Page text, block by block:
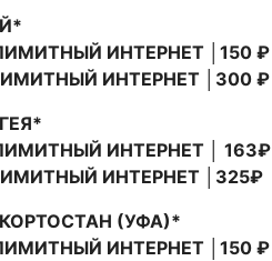
ИНТЕРНЕТ │150 ₽
ИНТЕРНЕТ │300 ₽
ИНТЕРНЕТ │ 163₽
ИНТЕРНЕТ │325₽
(УФА)*
ИНТЕРНЕТ │150 ₽